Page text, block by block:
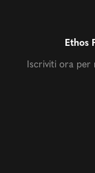
Ethos
Iscriviti ora per